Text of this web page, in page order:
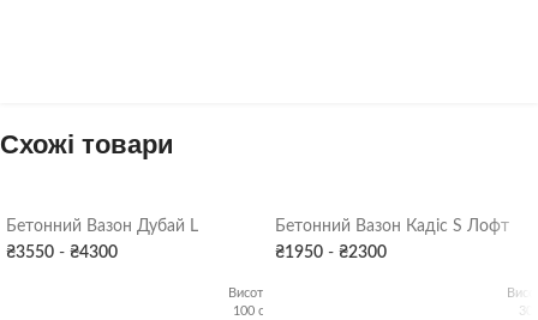
Схожі товари
Бетонний Вазон Дубай L
₴3550 - ₴4300
Висота:
100 см
Бетонний Вазон Кадіс S Лофт
₴1950 - ₴2300
30